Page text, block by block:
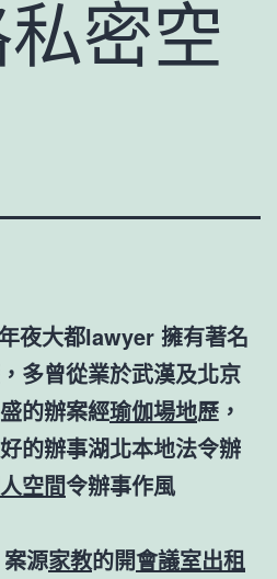
密空
夜大都lawyer 擁有著名
多曾從業於武漢及北京
的辦案經瑜伽場地歷，
的辦事湖北本地法令辦
空間令辦事作風
源家教的開會議室出租